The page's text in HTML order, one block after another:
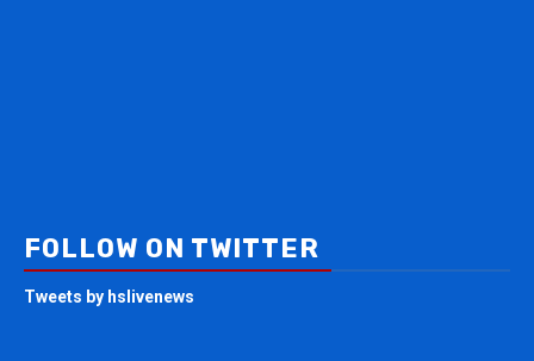
FOLLOW ON TWITTER
Tweets by hslivenews